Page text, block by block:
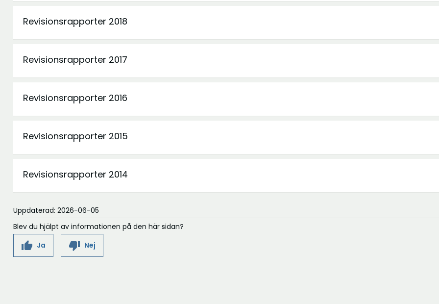
Revisionsrapporter 2018
Revisionsrapporter 2017
Revisionsrapporter 2016
Revisionsrapporter 2015
Revisionsrapporter 2014
Uppdaterad: 2026-06-05
Blev du hjälpt av informationen på den här sidan?
thumb_up Ja thumb_down Nej